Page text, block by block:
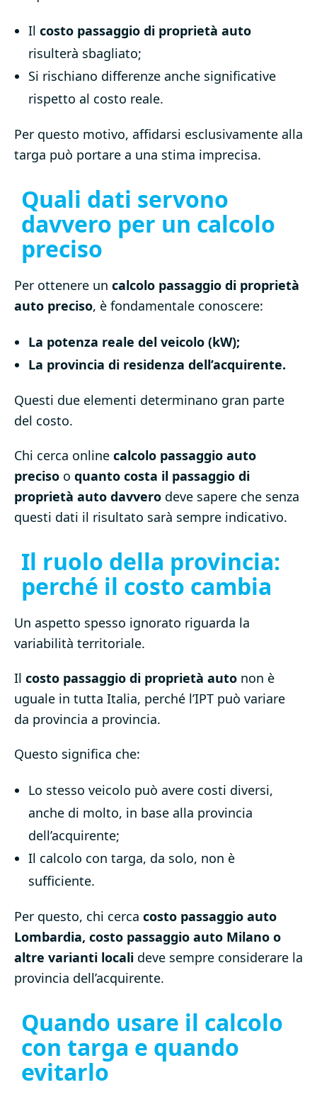
Il costo passaggio di proprietà auto
risulterà sbagliato;
Si rischiano differenze anche significative
rispetto al costo reale.
Per questo motivo, affidarsi esclusivamente alla
targa può portare a una stima imprecisa.
Quali dati servono
davvero per un calcolo
preciso
Per ottenere un calcolo passaggio di proprietà
auto preciso, è fondamentale conoscere:
La potenza reale del veicolo (kW);
La provincia di residenza dell’acquirente.
Questi due elementi determinano gran parte
del costo.
Chi cerca online calcolo passaggio auto
preciso o quanto costa il passaggio di
proprietà auto davvero deve sapere che senza
questi dati il risultato sarà sempre indicativo.
Il ruolo della provincia:
perché il costo cambia
Un aspetto spesso ignorato riguarda la
variabilità territoriale.
Il costo passaggio di proprietà auto non è
uguale in tutta Italia, perché l’IPT può variare
da provincia a provincia.
Questo significa che:
Lo stesso veicolo può avere costi diversi,
anche di molto, in base alla provincia
dell’acquirente;
Il calcolo con targa, da solo, non è
sufficiente.
Per questo, chi cerca costo passaggio auto
Lombardia, costo passaggio auto Milano o
altre varianti locali deve sempre considerare la
provincia dell’acquirente.
Quando usare il calcolo
con targa e quando
evitarlo